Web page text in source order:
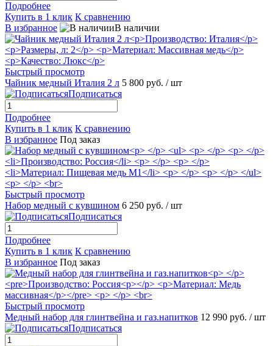
Подробнее
Купить в 1 клик К сравнению
В избранное
В наличии
Быстрый просмотр
Чайник медный Италия 2 л 5 800 руб. / шт
Подписаться
Подробнее
Купить в 1 клик К сравнению
В избранное Под заказ
Быстрый просмотр
Набор медный с кувшином 6 250 руб. / шт
Подписаться
Подробнее
Купить в 1 клик К сравнению
В избранное Под заказ
Быстрый просмотр
Медный набор для глинтвейна и газ.напитков 12 990 руб. / шт
Подписаться